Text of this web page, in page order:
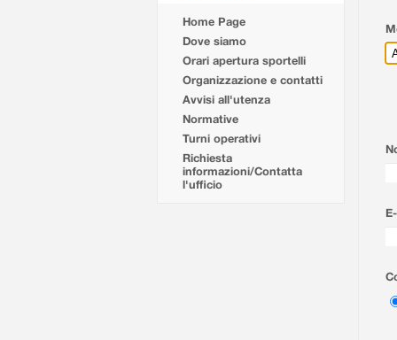
Home Page
Dove siamo
Orari apertura sportelli
Organizzazione e contatti
Avvisi all'utenza
Normative
Turni operativi
Richiesta
informazioni/Contatta
l'ufficio